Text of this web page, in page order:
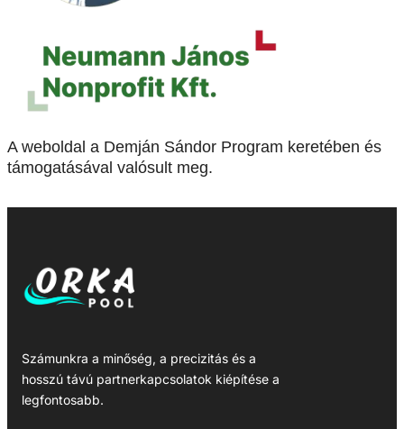
A weboldal a Demján Sándor Program keretében és
támogatásával valósult meg.
Számunkra a minőség, a precizitás és a
hosszú távú partnerkapcsolatok kiépítése a
legfontosabb.